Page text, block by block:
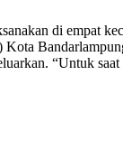
di empat
“Untuk saat